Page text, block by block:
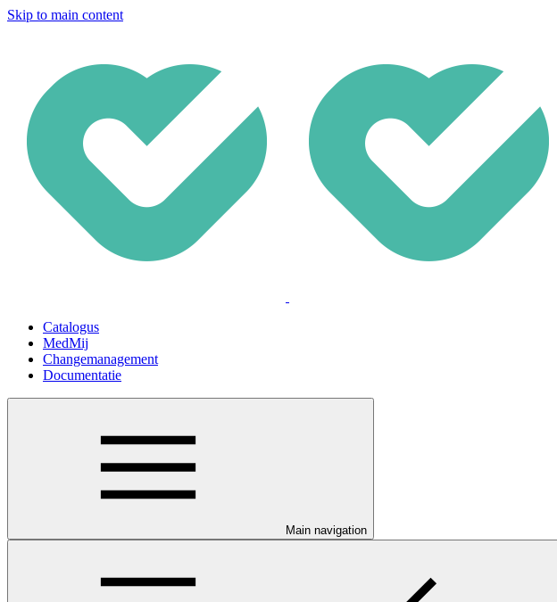
Skip to main content
Catalogus
MedMij
Changemanagement
Documentatie
Main navigation